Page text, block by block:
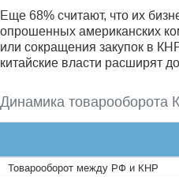
Еще 68% считают, что их
опрошенных американских
или сокращения закупок в
китайские власти расширят
Динамика товарооборота
Товарооборот между РФ и КНР